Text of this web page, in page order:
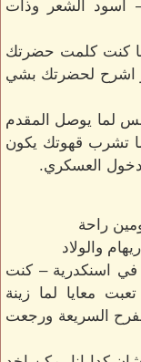
اسود الشعر وذات
كنت كلمت حضرتك
اشرح لحضرتك بشي
لما يوصل المقدم
تشرب قهوتك يكون
راحة
والولاد
في اسنكدرية – كنت
معايا لما زينة
السريعة ورجعت